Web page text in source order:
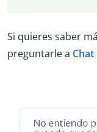
Si quieres saber
preguntarle a Chat